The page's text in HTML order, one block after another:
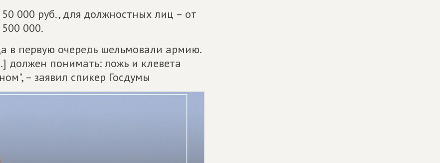
000 руб., для должностных лиц – от
000.
в первую очередь шельмовали армию.
должен понимать: ложь и клевета
– заявил спикер Госдумы